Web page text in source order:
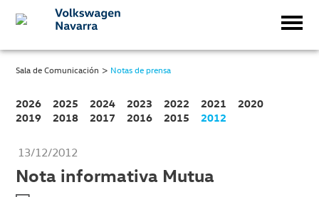
Sala de Comunicación > Notas de prensa
2026 2025 2024 2023 2022 2021
2020
2019
2018 2017 2016 2015 2012
13/12/2012
Nota informativa Mutua